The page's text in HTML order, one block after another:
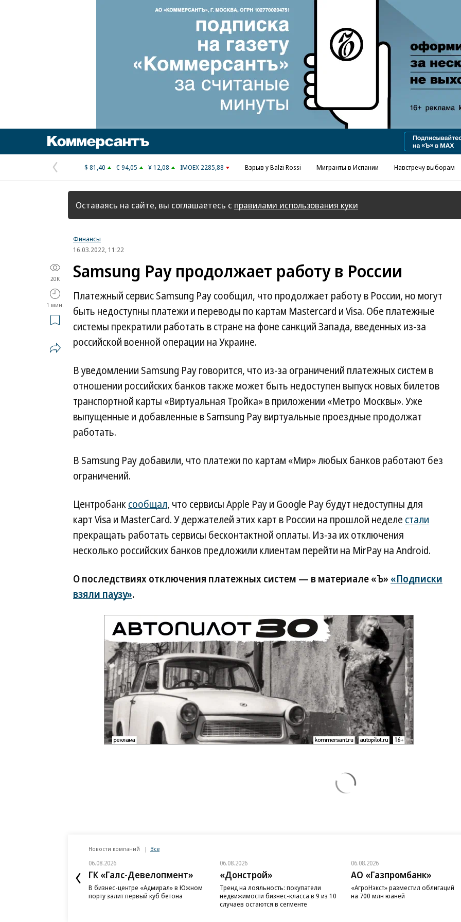
Реклама в «Ъ» www.kommersant.ru/ad
Предыдущая
страница
$ 81,40 € 94,05 ¥ 12,08 IMOEX 2285,88 Взрыв у Balzi Rossi Мигранты в Испании Навстречу выборам
Оставаясь на сайте, вы соглашаетесь с правилами использования куки
Финансы
16.03.2022, 11:22
20K
1 мин.
Samsung Pay продолжает работу в России
Платежный сервис Samsung Pay сообщил, что продолжает работу в России, но могут
быть недоступны платежи и переводы по картам Mastercard и Visa. Обе платежные
системы прекратили работать в стране на фоне санкций Запада, введенных из-за
российской военной операции на Украине.
В уведомлении Samsung Pay говорится, что из-за ограничений платежных систем в
отношении российских банков также может быть недоступен выпуск новых билетов
транспортной карты «Виртуальная Тройка» в приложении «Метро Москвы». Уже
выпущенные и добавленные в Samsung Pay виртуальные проездные продолжат
работать.
В Samsung Pay добавили, что платежи по картам «Мир» любых банков работают без
ограничений.
Центробанксообщал, что сервисы Apple Pay и Google Pay будут недоступны для
карт Visa и МаsterCard. У держателей этих карт в России на прошлой неделе стали
прекращать работать сервисы бесконтактной оплаты. Из-за их отключения
несколько российских банков предложили клиентам перейти на MirPay на Android.
О последствиях отключения платежных систем — в материале «Ъ» «Подписки
взяли паузу».
Новости компаний Все
06.08.2026
ГК «Галс-Девелопмент»
В бизнес-центре «Адмирал» в Южном
порту залит первый куб бетона
06.08.2026
«Донстрой»
Тренд на лояльность: покупатели
недвижимости бизнес-класса в 9 из 10
случаев остаются в сегменте
06.08.2026
АО «Газпромбанк»
«АгроНэкст» разместил облигаций
на 700 млн юаней